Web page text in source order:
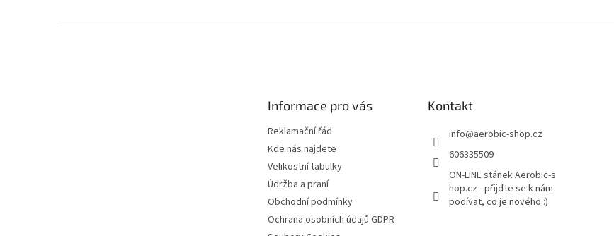
Informace pro vás
Reklamační řád
Kde nás najdete
Velikostní tabulky
Údržba a praní
Obchodní podmínky
Ochrana osobních údajů GDPR
Kontakt
info@aerobic-shop.cz
606335509
ON-LINE stánek Aerobic-s
hop.cz - přijďte se k nám
podívat, co je nového :)